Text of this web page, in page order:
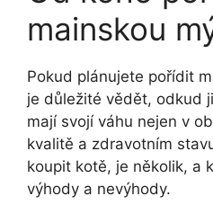
mainskou
Pokud plánujete pořídit
je důležité vědět, odkud
mají svojí váhu nejen v
kvalitě a zdravotním
koupit kotě, je několik, a
výhody a nevýhody.